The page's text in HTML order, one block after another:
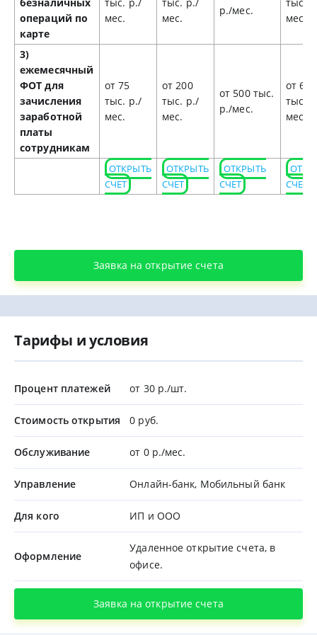
безналичных
операций по
карте
тыс. р./
мес.
тыс. р./
мес.
р./мес.
тыс.
мес.
3)
ежемесячный
ФОТ для
зачисления
заработной
платы
сотрудникам
от 75
тыс. р./
мес.
от 200
тыс. р./
мес.
от 500 тыс.
р./мес.
от 650
тыс.
мес.
ОТКРЫТЬ
СЧЕТ
ОТКРЫТЬ
СЧЕТ
ОТКРЫТЬ
СЧЕТ
СЧЕТ
Заявка на открытие счета
Тарифы и условия
Процент платежей от 30 р./шт.
Стоимость открытия 0 руб.
Обслуживание от 0 р./мес.
Управление Онлайн-банк, Мобильный банк
Для кого ИП и ООО
Оформление
Удаленное открытие счета, в
офисе.
Заявка на открытие счета